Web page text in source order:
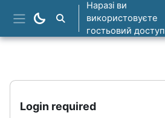
Перейти до головного вмісту
Бокова панель
Пошук курсів
Наразі ви
використовуєте
гостьовий доступ
Login required